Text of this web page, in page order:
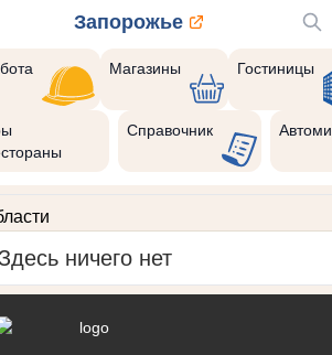
Запорожье
Магазины Гостиницы
Справочник
Здесь ничего нет